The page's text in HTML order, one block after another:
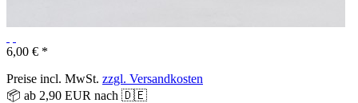
6,00 € *
Preise incl. MwSt. zzgl. Versandkosten
📦 ab 2,90 EUR nach 🇩🇪